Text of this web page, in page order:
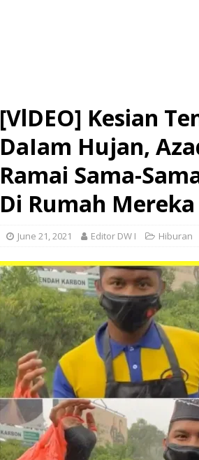
[VlDEO] Kesian
DaIam Hujan,
Ramai Sama-
Di Rumah
June 21, 2021 Editor DW I Hiburan